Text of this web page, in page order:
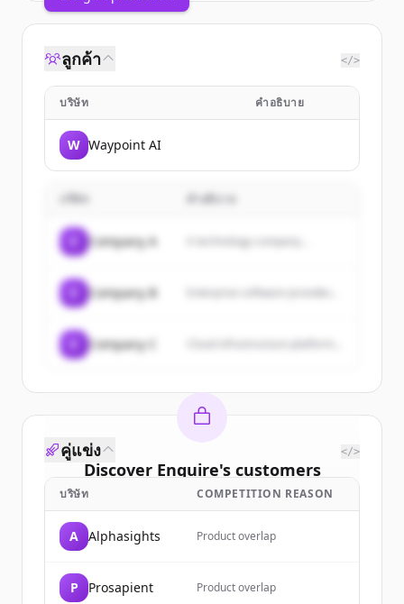
ลูกค้า </>
บริษัท คำอธิบาย
W Waypoint AI
คำอธิบาย
Company A A technology company...
Company B
Company C
Discover Enquire's customers
Sign up for free to view allcustomers
New accounts include trial credits to
คู่แข่ง </>
บริษัท COMPETITION REASON
A Alphasights Product overlap
P Prosapient Product overlap